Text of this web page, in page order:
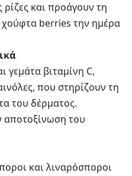
ρίζες και προάγουν τη
berries την ημέρα
γεμάτα βιταμίνη C,
που στηρίζουν τη
του δέρματος.
του
και λιναρόσποροι